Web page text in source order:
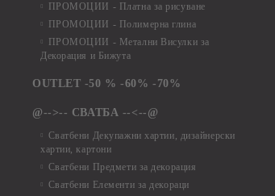
ПРОМОЦИИ - Платна за рисуване
ПРОМОЦИИ - Полимерна глина
ПРОМОЦИИ - Метални Висулки за
Декорация и Бижута
OUTLET -50 % -60% -70%
@-->-- СВАТБА --<--@
Сватбени Декупажни хартии, дизайнерски
хартии, картони
Сватбени Предмети за декорация
Сватбени Елементи за декораци